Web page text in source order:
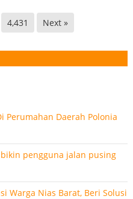
4,431 Next »
Perumahan Daerah Polonia
pengguna jalan pusing
Warga Nias Barat, Beri Solusi